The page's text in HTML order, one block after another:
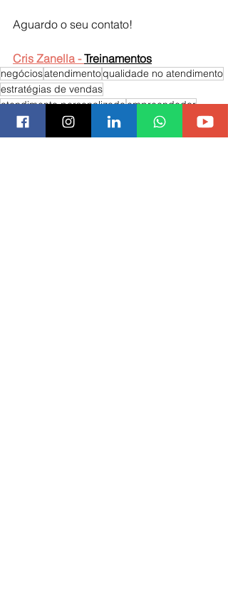
Aguardo o seu contato!
Cris Zanella - Treinamentos
negóciosatendimentoqualidade no atendimento
estratégias de vendas
atendimento personalizadoempreendedor
In Company / Pra Você
Atendimento ao Cliente